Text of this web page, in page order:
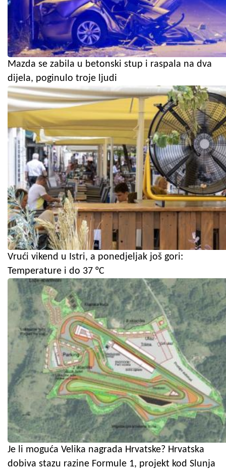
Mazda se zabila u betonski stup i raspala na dva
dijela, poginulo troje ljudi
Vrući vikend u Istri, a ponedjeljak još gori:
Temperature i do 37 °C
Je li moguća Velika nagrada Hrvatske? Hrvatska
dobiva stazu razine Formule 1, projekt kod Slunja